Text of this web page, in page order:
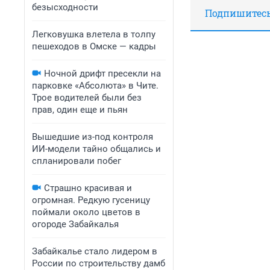
безысходности
Легковушка влетела в толпу
пешеходов в Омске — кадры
Ночной дрифт пресекли на
парковке «Абсолюта» в Чите.
Трое водителей были без
прав, один еще и пьян
Вышедшие из-под контроля
ИИ-модели тайно общались и
спланировали побег
Страшно красивая и
огромная. Редкую гусеницу
поймали около цветов в
огороде Забайкалья
Забайкалье стало лидером в
России по строительству дамб